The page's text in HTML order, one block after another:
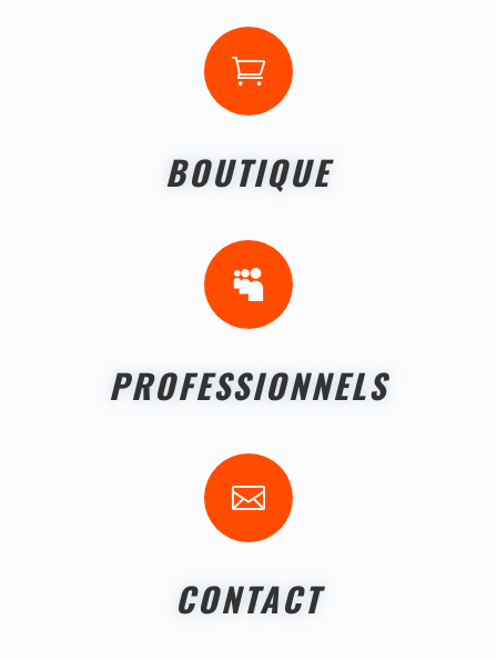

BOUTIQUE

PROFESSIONNELS

CONTACT